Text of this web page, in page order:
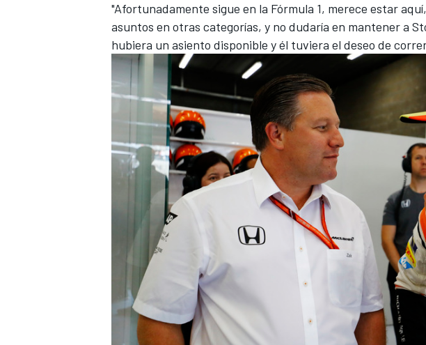
"Afortunadamente sigue en la Fórmula 1, merece estar
asuntos en otras categorías, y no dudaría en mantener a
hubiera un asiento disponible y él tuviera el deseo de